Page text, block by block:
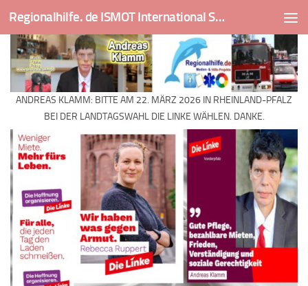
Skip to content Regionalhilfe. de ISMOT International Social And Medical Outreach Team
ANDREAS KLAMM: BITTE AM 22. MÄRZ 2026 IN RHEINLAND-PFALZ
BEI DER LANDTAGSWAHL DIE LINKE WÄHLEN. DANKE.